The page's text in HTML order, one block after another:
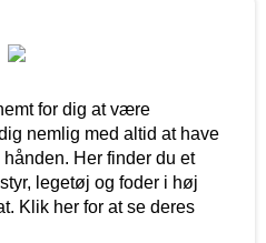
for dig at være
nemlig med altid at have
Her finder du et
legetøj og foder i høj
Klik her for at se deres